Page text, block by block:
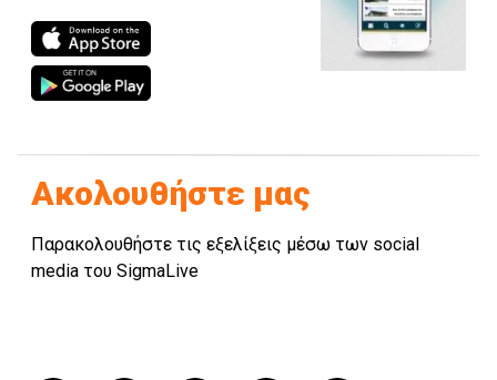
Ακολουθήστε μας
Παρακολουθήστε τις εξελίξεις μέσω των social
media του SigmaLive